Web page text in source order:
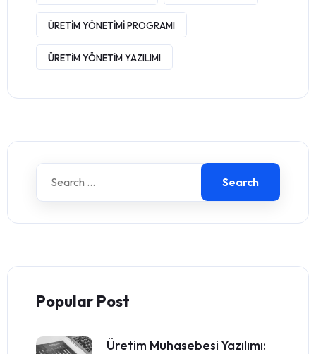
ÜRETIM YÖNETIMI PROGRAMI
ÜRETIM YÖNETIM YAZILIMI
Search
Popular Post
Üretim Muhasebesi Yazılımı: